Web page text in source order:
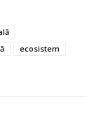
ecosistem